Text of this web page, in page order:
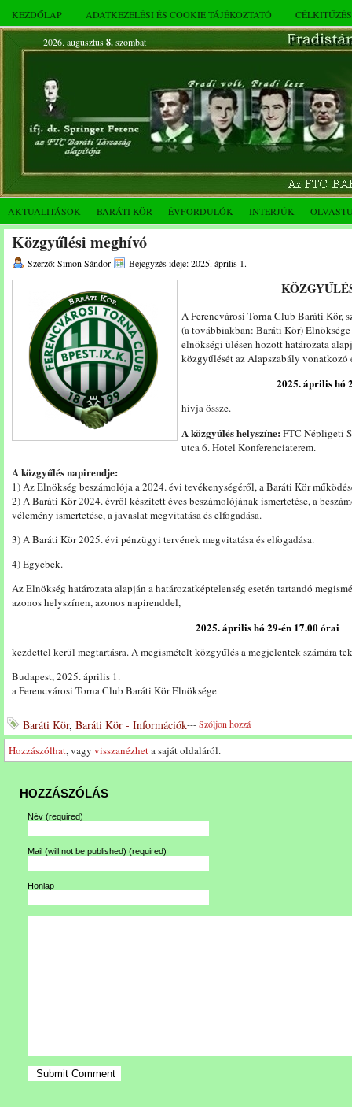
KEZDŐLAP ADATKEZELÉSI ÉS COOKIE TÁJÉKOZTATÓ
2026. augusztus 8.szombat
AKTUALITÁSOK BARÁTI KÖR ÉVFORDULÓK INTERJÚK
Közgyűlési meghívó
Szerző: Simon Sándor Bejegyzés ideje: 2025. április 1.
A Ferencvárosi Torna Club Baráti Kör,
(a továbbiakban: Baráti Kör)
elnökségi ülésen hozott határozata
közgyűlését az Alapszabály vonatkozó
2025. április hó
hívja össze.
A közgyűlés helyszíne: FTC Népligeti
utca 6. Hotel Konferenciaterem.
A közgyűlés napirendje:
1) Az Elnökség beszámolója a 2024. évi tevékenységéről, a Baráti Kör
2) A Baráti Kör 2024. évről készített éves beszámolójának ismertetése, a
vélemény ismertetése, a javaslat megvitatása és elfogadása.
3) A Baráti Kör 2025. évi pénzügyi tervének megvitatása és elfogadása.
4) Egyebek.
Az Elnökség határozata alapján a határozatképtelenség esetén tartandó
azonos helyszínen, azonos napirenddel,
2025. április hó 29-én 17.00órai
kezdettel kerül megtartásra. A megismételt közgyűlés a megjelentek számára
Budapest, 2025. április 1.
a Ferencvárosi Torna Club Baráti Kör Elnöksége
Baráti Kör, Baráti Kör - Információk---Szóljon hozzá
Hozzászólhat, vagy visszanézheta saját oldaláról.
HOZZÁSZÓLÁS
Név (required)
Mail (will not be published) (required)
Honlap